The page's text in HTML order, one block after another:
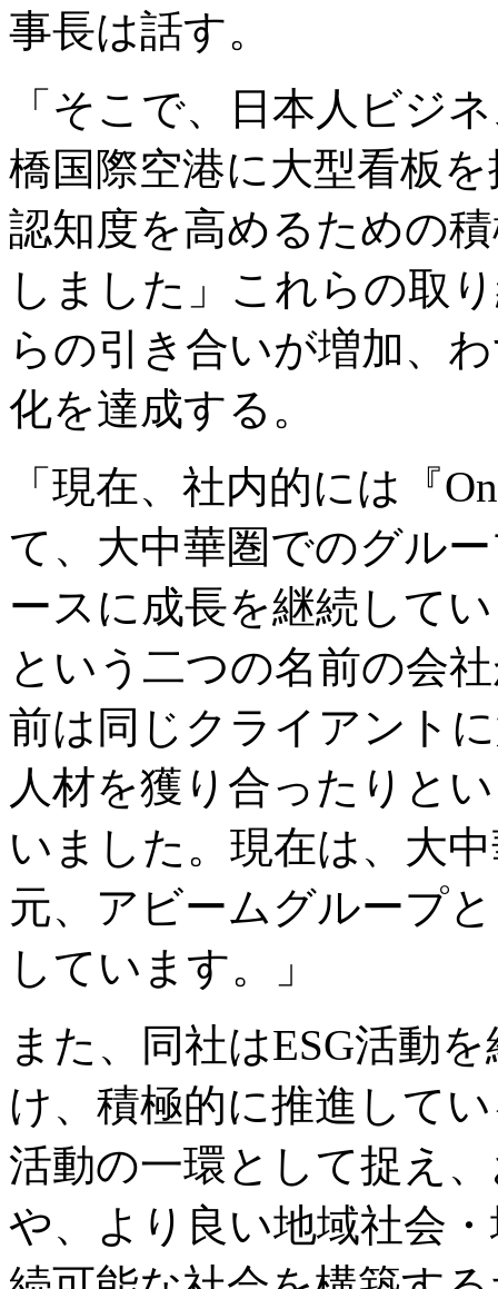
事長は話す。
「そこで、日本人ビジ
橋国際空港に大型看板
認知度を高めるための
しました」これらの取
らの引き合いが増加、
化を達成する。
「現在、社内的には『
て、大中華圏でのグル
ースに成長を継続して
という二つの名前の会
前は同じクライアント
人材を獲り合ったりと
いました。現在は、大
元、アビームグループ
しています。」
また、同社はESG活動
け、積極的に推進して
活動の一環として捉え
や、より良い地域社会